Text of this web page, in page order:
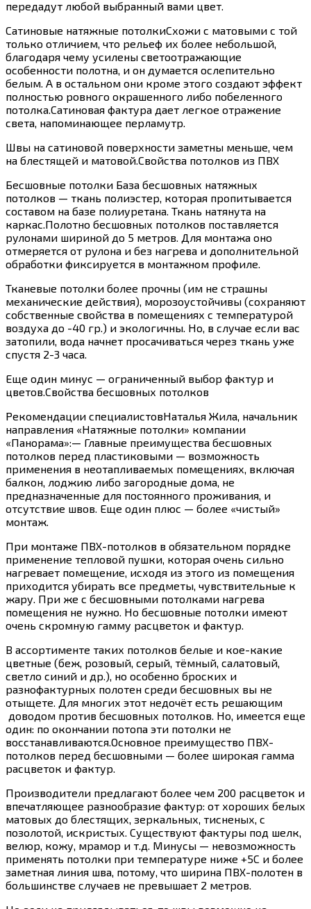
передадут любой выбранный вами цвет.
Сатиновые натяжные потолкиСхожи с матовыми с той
только отличием, что рельеф их более небольшой,
благодаря чему усилены светоотражающие
особенности полотна, и он думается ослепительно
белым. А в остальном они кроме этого создают эффект
полностью ровного окрашенного либо побеленного
потолка.Сатиновая фактура дает легкое отражение
света, напоминающее перламутр.
Швы на сатиновой поверхности заметны меньше, чем
на блестящей и матовой.Свойства потолков из ПВХ
Бесшовные потолки База бесшовных натяжных
потолков — ткань полиэстер, которая пропитывается
составом на базе полиуретана. Ткань натянута на
каркас.Полотно бесшовных потолков поставляется
рулонами шириной до 5 метров. Для монтажа оно
отмеряется от рулона и без нагрева и дополнительной
обработки фиксируется в монтажном профиле.
Тканевые потолки более прочны (им не страшны
механические действия), морозоустойчивы (сохраняют
собственные свойства в помещениях с температурой
воздуха до -40 гр.) и экологичны. Но, в случае если вас
затопили, вода начнет просачиваться через ткань уже
спустя 2-3 часа.
Еще один минус — ограниченный выбор фактур и
цветов.Свойства бесшовных потолков
Рекомендации специалистовНаталья Жила, начальник
направления «Натяжные потолки» компании
«Панорама»:— Главные преимущества бесшовных
потолков перед пластиковыми — возможность
применения в неотапливаемых помещениях, включая
балкон, лоджию либо загородные дома, не
предназначенные для постоянного проживания, и
отсутствие швов. Еще один плюс — более «чистый»
монтаж.
При монтаже ПВХ-потолков в обязательном порядке
применение тепловой пушки, которая очень сильно
нагревает помещение, исходя из этого из помещения
приходится убирать все предметы, чувствительные к
жару. При же с бесшовными потолками нагрева
помещения не нужно. Но бесшовные потолки имеют
очень скромную гамму расцветок и фактур.
В ассортименте таких потолков белые и кое-какие
цветные (беж, розовый, серый, тёмный, салатовый,
светло синий и др.), но особенно броских и
разнофактурных полотен среди бесшовных вы не
отыщете. Для многих этот недочёт есть решающим
доводом против бесшовных потолков. Но, имеется еще
один: по окончании потопа эти потолки не
восстанавливаются.Основное преимущество ПВХ-
потолков перед бесшовными — более широкая гамма
расцветок и фактур.
Производители предлагают более чем 200 расцветок и
впечатляющее разнообразие фактур: от хороших белых
матовых до блестящих, зеркальных, тисненых, с
позолотой, искристых. Существуют фактуры под шелк,
велюр, кожу, мрамор и т.д. Минусы — невозможность
применять потолки при температуре ниже +5С и более
заметная линия шва, потому, что ширина ПВХ-полотен в
большинстве случаев не превышает 2 метров.